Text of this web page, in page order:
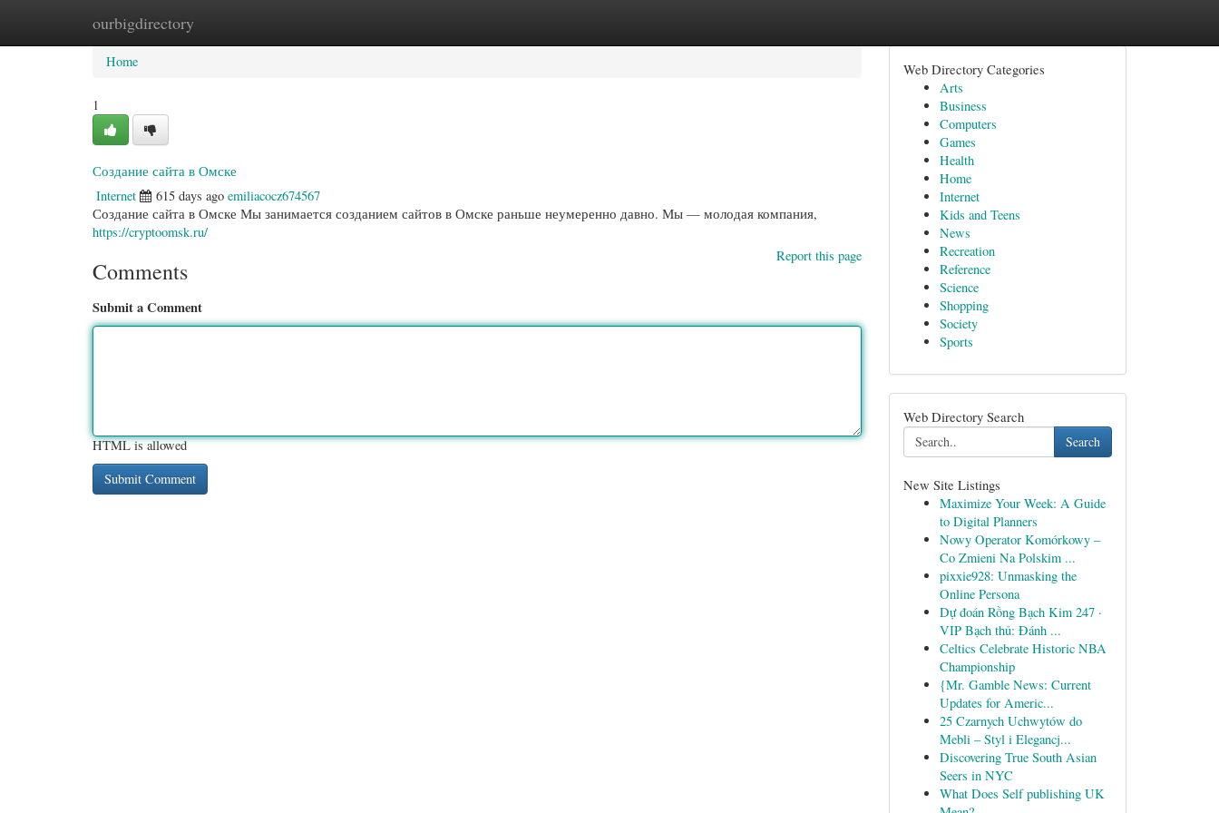
ourbigdirectory
Home New Site Listings
Home
1
Создание сайта в Омске
Internet 615 days ago emiliacocz674567
Создание сайта в Омске Мы занимается созданием сайтов в Омске раньше неумеренно давно. Мы — молодая компания,
https://cryptoomsk.ru/
Report this page
Comments
Submit a Comment
HTML is allowed
Web Directory Categories
Arts
Business
Computers
Games
Health
Home
Internet
Kids and Teens
News
Recreation
Reference
Science
Shopping
Society
Sports
Web Directory Search
Search
New Site Listings
Maximize Your Week: A Guide
to Digital Planners
Nowy Operator Komórkowy –
Co Zmieni Na Polskim ...
pixxie928: Unmasking the
Online Persona
Dự đoán Rồng Bạch Kim 247 ·
VIP Bạch thủ: Đánh ...
Celtics Celebrate Historic NBA
Championship
{Mr. Gamble News: Current
Updates for Americ...
25 Czarnych Uchwytów do
Mebli – Styl i Elegancj...
Discovering True South Asian
Seers in NYC
What Does Self publishing UK